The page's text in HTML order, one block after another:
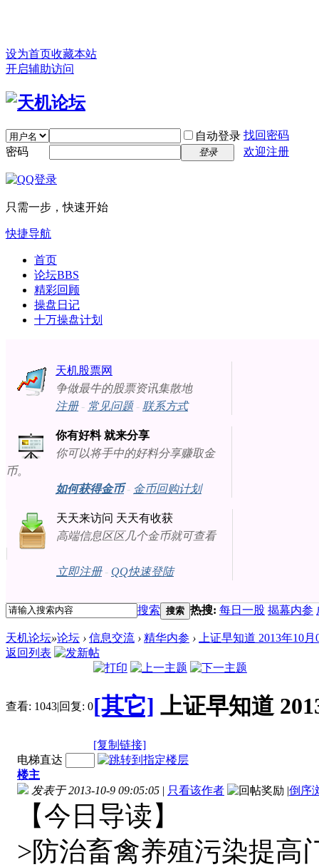
设为首页收藏本站
开启辅助访问
自动登录 找回密码
密码
登录 欢迎注册
只需一步，快速开始
快捷导航
首页
论坛BBS
精彩回顾
操盘日记
十万操盘计划
天机股票网
争做最牛的股票资讯集散地
注册- 常见问题- 联系方式
你有好料 就来分享
你可以将手中的好料分享赚取金
币。
如何获得金币- 金币回购计划
天天来访问 天天有收获
高端信息区区几个金币就可查看
立即注册- QQ快速登陆
搜索 搜索 热搜: 每日一股 揭幕内参
天机论坛»论坛 › 信息交流 › 精华内参 ›
上证早知道 2013年10月
返回列表
查看: 1043|回复: 0[其它] 上证早知道
[复制链接]
电梯直达
楼主
发表于 2013-10-9 09:05:05 | 只看该作者 |倒序
【今日导读】
>防治畜禽养殖污染提高